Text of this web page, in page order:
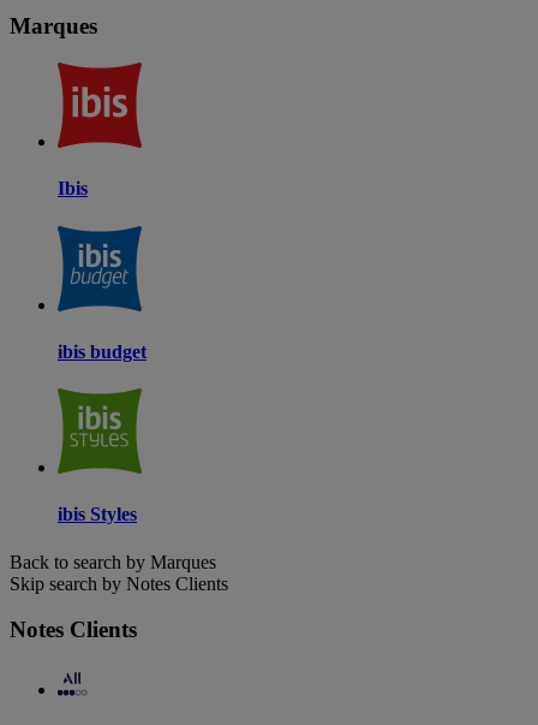
Marques
Ibis
ibis budget
ibis Styles
Back to search by Marques
Skip search by Notes Clients
Notes Clients